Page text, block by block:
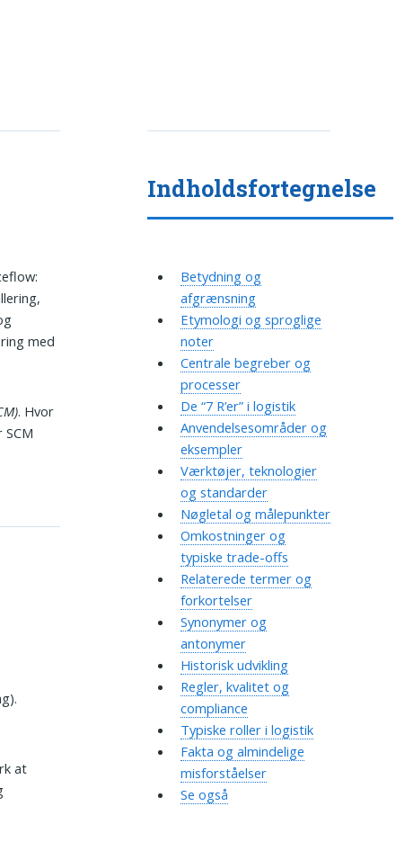
med
. Hvor
at
Indholdsfortegnelse
Betydning og
afgrænsning
Etymologi og sproglige
noter
Centrale begreber og
processer
De “7 R’er” i logistik
Anvendelsesområder og
eksempler
Værktøjer, teknologier
og standarder
Nøgletal og målepunkter
Omkostninger og
typiske trade-offs
Relaterede termer og
forkortelser
Synonymer og
antonymer
Historisk udvikling
Regler, kvalitet og
compliance
Typiske roller i logistik
Fakta og almindelige
misforståelser
Se også